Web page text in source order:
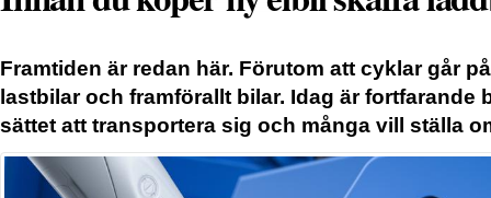
Framtiden är redan här. Förutom att cyklar går
lastbilar och framförallt bilar. Idag är fortfarande
sättet att transportera sig och många vill ställa